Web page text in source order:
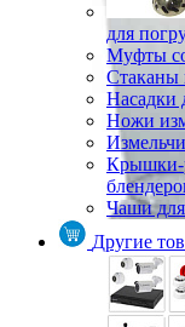
для
Муфты
Стаканы
Насадки
Ножи
Крышки-
Чаши
Другие